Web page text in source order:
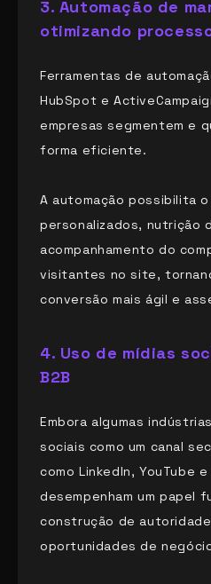
3. Automação de
otimizando
Ferramentas de
HubSpot e
empresas segmentem e
forma eficiente.
A automação possibilita
personalizados, nutrição
acompanhamento do
visitantes no site,
conversão mais ágil e
4. Uso de mídias
B2B
Embora algumas
sociais como um canal
como LinkedIn, YouTube
desempenham um papel
construção de
oportunidades de